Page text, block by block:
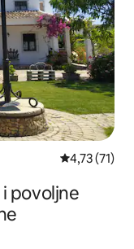
Prosječna
4,73 (71)
povoljne